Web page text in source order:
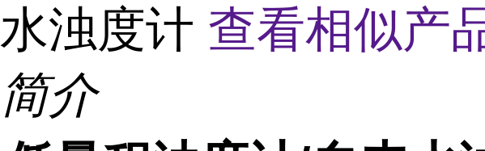
水浊度计 查看相似产
简介